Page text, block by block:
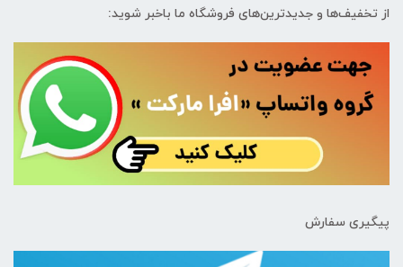
از تخفیف‌ها و جدیدترین‌های فروشگاه ما باخبر شوید:
پیگیری سفارش